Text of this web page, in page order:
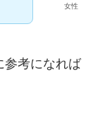
女性
参考になれば